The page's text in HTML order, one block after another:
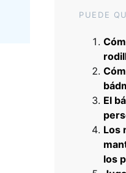
PUEDE
El
Los
los